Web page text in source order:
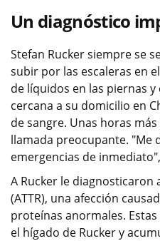
Un diagnóstico
Stefan Rucker siempre se
subir por las escaleras en
de líquidos en las piernas
cercana a su domicilio en
de sangre. Unas horas
llamada preocupante. "Me
emergencias de
A Rucker le
(ATTR), una afección
proteínas anormales.
el hígado de Rucker y